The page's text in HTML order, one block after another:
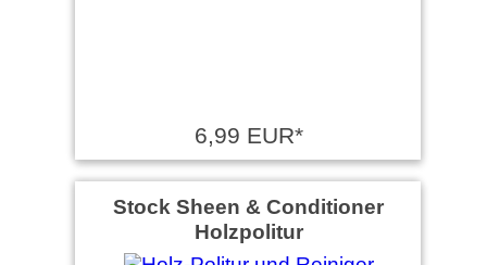
6,99 EUR*
Stock Sheen & Conditioner
Holzpolitur